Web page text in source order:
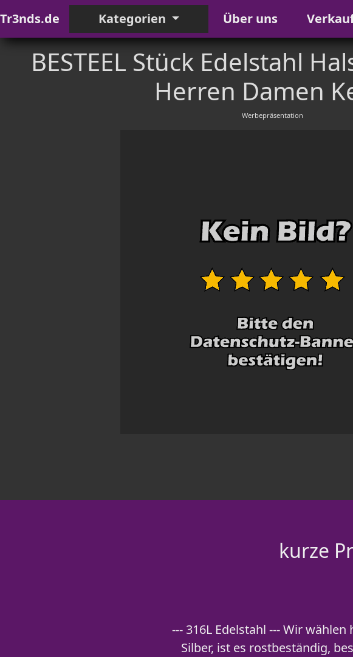
Tr3nds.de Kategorien Über uns
BESTEEL Stück Edelstahl
Herren Damen
Werbepräsentation
kurze
--- 316L Edelstahl --- Wir
Silber, ist es rostbeständig,